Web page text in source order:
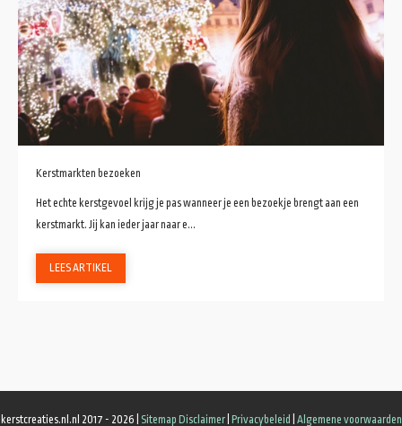
Kerstmarkten bezoeken
Het echte kerstgevoel krijg je pas wanneer je een bezoekje brengt aan een
kerstmarkt. Jij kan ieder jaar naar e...
LEES ARTIKEL
kerstcreaties.nl.nl 2017 - 2026 | Sitemap Disclaimer| Privacybeleid Algemene voorwaarden